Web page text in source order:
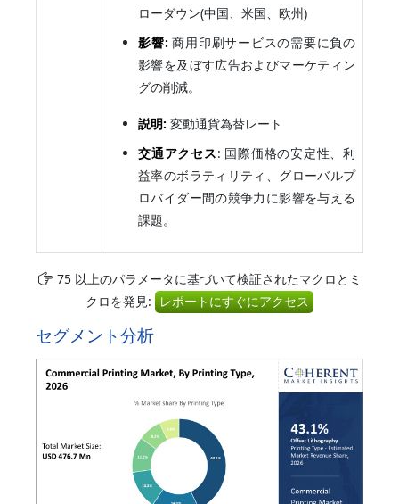
ローダウン(中国、米国、欧州)
影響:商用印刷サービスの需要に負の
影響を及ぼす広告およびマーケティン
グの削減。
説明: 変動通貨為替レート
交通アクセス: 国際価格の安定性、利
益率のボラティリティ、グローバルプ
ロバイダー間の競争力に影響を与える
課題。
75 以上のパラメータに基づいて検証されたマクロとミ
クロを発見: レポートにすぐにアクセス
セグメント分析